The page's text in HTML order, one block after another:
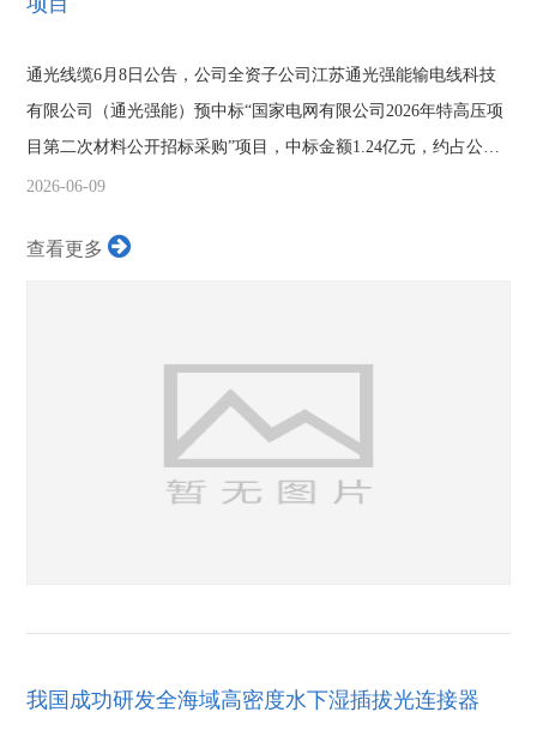
通光线缆6月8日公告，公司全资子公司江苏通光强能输电线科技
有限公司（通光强能）预中标“国家电网有限公司2026年特高压项
目第二次材料公开招标采购”项目，中标金额1.24亿元，约占公司
2025年经...
2026-06-09
查看更多
我国成功研发全海域高密度水下湿插拔光连接器